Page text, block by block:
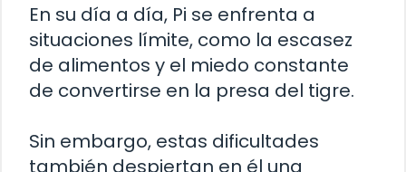
En su día a día, Pi se enfrenta a
situaciones límite, como la escasez
de alimentos y el miedo constante
de convertirse en la presa del tigre.
Sin embargo, estas dificultades
también despiertan en él una